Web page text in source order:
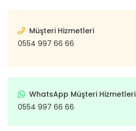
Müşteri Hizmetleri
0554 997 66 66
WhatsApp Müşteri Hizmetleri
0554 997 66 66